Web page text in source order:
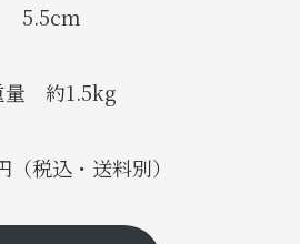
5.5cm
量 約1.5kg
（税込・送料別）